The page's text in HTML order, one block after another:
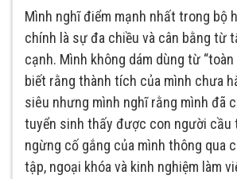
Mình nghĩ điểm mạnh nhất trong bộ
chính là sự đa chiều và cân bằng từ
cạnh. Mình không dám dùng từ “toàn
biết rằng thành tích của mình chưa
siêu nhưng mình nghĩ rằng mình đã
tuyển sinh thấy được con người cầu
ngừng cố gắng của mình thông qua
tập, ngoại khóa và kinh nghiệm làm